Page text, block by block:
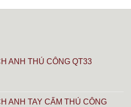
ANH THỦ CÔNG QT33
ANH TAY CẨM THỦ CÔNG